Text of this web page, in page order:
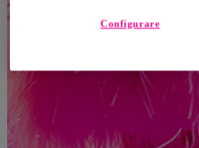
Configurare